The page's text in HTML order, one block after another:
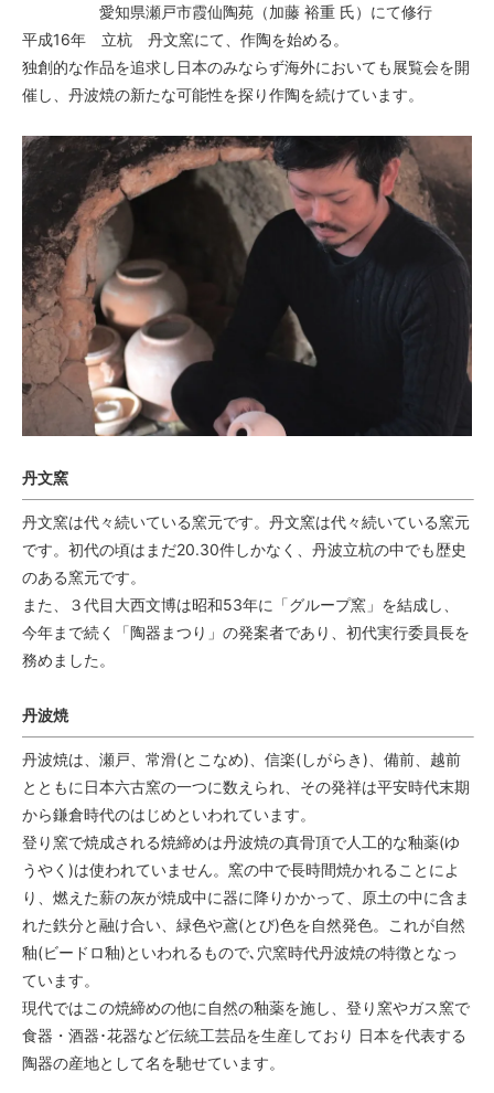
愛知県瀬戸市霞仙陶苑（加藤 裕重 氏）にて修行
平成16年 立杭 丹文窯にて、作陶を始める。
独創的な作品を追求し日本のみならず海外においても展覧会を開
催し、丹波焼の新たな可能性を探り作陶を続けています。
丹文窯
丹文窯は代々続いている窯元です。丹文窯は代々続いている窯元
です。初代の頃はまだ20.30件しかなく、丹波立杭の中でも歴史
のある窯元です。
また、３代目大西文博は昭和53年に「グループ窯」を結成し、
今年まで続く「陶器まつり」の発案者であり、初代実行委員長を
務めました。
丹波焼
丹波焼は、瀬戸、常滑(とこなめ)、信楽(しがらき)、備前、越前
とともに日本六古窯の一つに数えられ、その発祥は平安時代末期
から鎌倉時代のはじめといわれています。
登り窯で焼成される焼締めは丹波焼の真骨頂で人工的な釉薬(ゆ
うやく)は使われていません。窯の中で長時間焼かれることによ
り、燃えた薪の灰が焼成中に器に降りかかって、原土の中に含ま
れた鉄分と融け合い、緑色や鳶(とび)色を自然発色。これが自然
釉(ビードロ釉)といわれるもので､穴窯時代丹波焼の特徴となっ
ています。
現代ではこの焼締めの他に自然の釉薬を施し、登り窯やガス窯で
食器・酒器･花器など伝統工芸品を生産しており 日本を代表する
陶器の産地として名を馳せています。